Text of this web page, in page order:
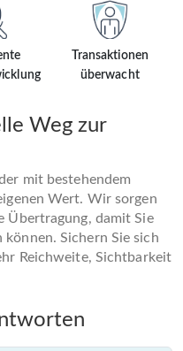
Transaktionen
überwacht
Weg zur
mit bestehendem
Wert. Wir sorgen
Übertragung, damit Sie
Sichern Sie sich
Reichweite, Sichtbarkeit